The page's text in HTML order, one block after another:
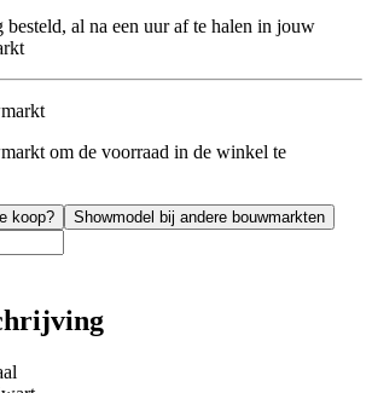
besteld, al na een uur af te halen in jouw
om de voorraad in de winkel te
koop? Showmodel bij andere bouwmarkten